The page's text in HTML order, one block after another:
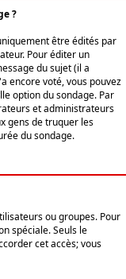
?
être édités par
Pour éditer un
du sujet (il a
encore voté, vous pouvez
option du sondage. Par
et administrateurs
gens de truquer les
du sondage.
ou groupes. Pour
spéciale. Seuls le
cet accès; vous